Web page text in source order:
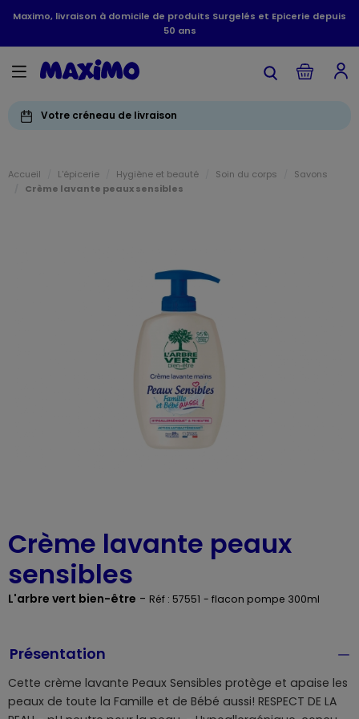
Maximo, livraison à domicile de produits Surgelés et Epicerie depuis
50 ans
Votre créneau de livraison
Accueil L'épicerie Hygiène et beauté Soin du corps
Savons
Crème lavante peaux sensibles
Crème lavante peaux
sensibles
L'arbre vert bien-être - Réf : 57551 - flacon pompe 300ml
Présentation
Cette crème lavante Peaux Sensibles protège et apaise les
peaux de toute la Famille et de Bébé aussi! RESPECT DE LA